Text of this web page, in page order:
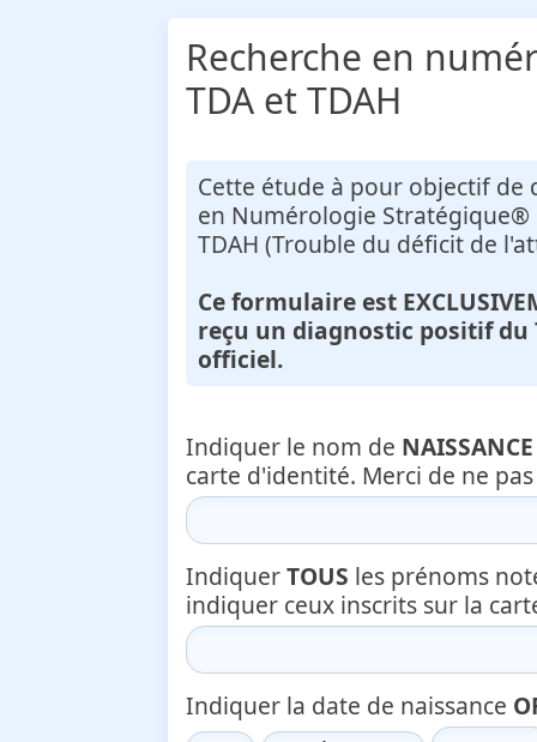
Recherche en
TDA et TDAH
Cette étude à pour objectif
en Numérologie Stratégique®
TDAH (Trouble du déficit de
Ce formulaire est
reçu un diagnostic positif du
officiel.
Indiquer le nom de NAISSANCE
carte d'identité. Merci de ne
IndiquerTOUS les prénoms
indiquer ceux inscrits sur la
Indiquer la date de naissance